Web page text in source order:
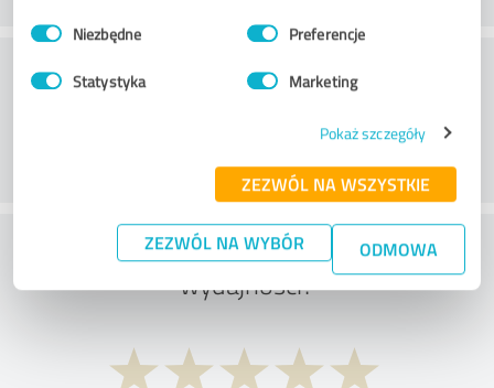
Wybór
zgody Niezbędne Preferencje
Statystyka Marketing
Pokaż szczegóły
ZEZWÓL NA WSZYSTKIE
ZEZWÓL NA WYBÓR ODMOWA
Obsługa klienta
Co sądzisz o stosunku ceny do
wydajności?